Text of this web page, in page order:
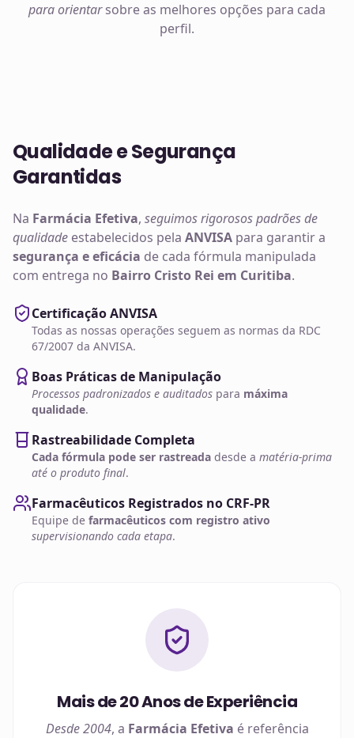
para orientarsobre as melhores opções para cada
perfil.
Qualidade e Segurança
Garantidas
Na Farmácia Efetiva, seguimos rigorosos padrões de
qualidade estabelecidos pela ANVISA para garantir a
segurança e eficácia de cada fórmula manipulada
com entrega no Bairro Cristo Rei em Curitiba.
Certificação ANVISA
Todas as nossas operações seguem as normas da RDC
67/2007 da ANVISA.
Boas Práticas de Manipulação
Processos padronizados e auditados para máxima
qualidade.
Rastreabilidade Completa
Cada fórmula pode ser rastreada desde a matéria-prima
até o produto final.
Farmacêuticos Registrados no CRF-PR
Equipe de farmacêuticos com registro ativo
supervisionando cada etapa.
Mais de 20 Anos de Experiência
Desde 2004, a Farmácia Efetiva é referência